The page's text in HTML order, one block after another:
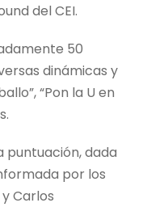
del CEI.
50
dinámicas y
“Pon la U en
puntuación, dada
por los
Carlos